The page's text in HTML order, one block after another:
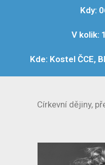
Kdy:
V kolik:
Kde: Kostel ČCE,
Církevní dějiny,